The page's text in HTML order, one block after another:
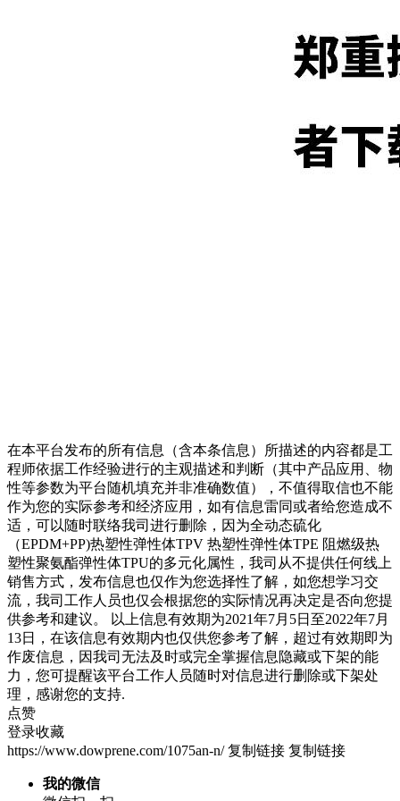
在本平台发布的所有信息（含本条信息）所描述的内容都是工
程师依据工作经验进行的主观描述和判断（其中产品应用、物
性等参数为平台随机填充并非准确数值），不值得取信也不能
作为您的实际参考和经济应用，如有信息雷同或者给您造成不
适，可以随时联络我司进行删除，因为全动态硫化
（EPDM+PP)热塑性弹性体TPV 热塑性弹性体TPE 阻燃级热
塑性聚氨酯弹性体TPU的多元化属性，我司从不提供任何线上
销售方式，发布信息也仅作为您选择性了解，如您想学习交
流，我司工作人员也仅会根据您的实际情况再决定是否向您提
供参考和建议。 以上信息有效期为2021年7月5日至2022年7月
13日，在该信息有效期内也仅供您参考了解，超过有效期即为
作废信息，因我司无法及时或完全掌握信息隐藏或下架的能
力，您可提醒该平台工作人员随时对信息进行删除或下架处
理，感谢您的支持.
点赞
登录收藏
https://www.dowprene.com/1075an-n/ 复制链接 复制链接
我的微信